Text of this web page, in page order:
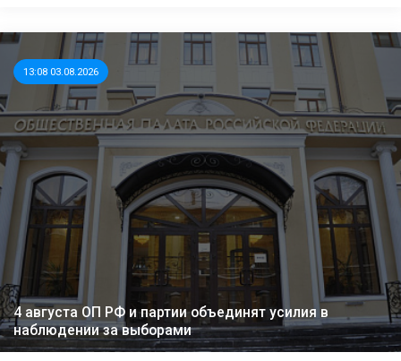
13:08 03.08.2026
4 августа ОП РФ и партии объединят усилия в
наблюдении за выборами